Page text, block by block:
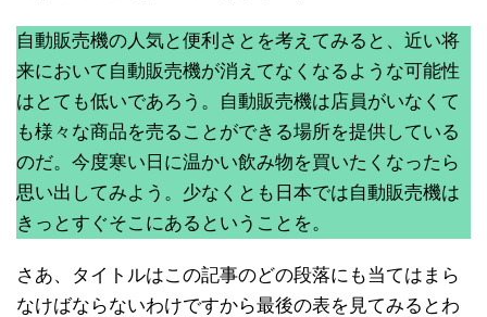
自動販売機の人気と便利さとを考えてみると、近い将
来において自動販売機が消えてなくなるような可能性
はとても低いであろう。自動販売機は店員がいなくて
も様々な商品を売ることができる場所を提供している
のだ。今度寒い日に温かい飲み物を買いたくなったら
思い出してみよう。少なくとも日本では自動販売機は
きっとすぐそこにあるということを。
さあ、タイトルはこの記事のどの段落にも当てはまら
なけばならないわけですから最後の表を見てみるとわ